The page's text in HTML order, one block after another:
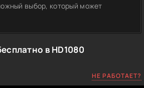
выбор, который может
в HD1080
НЕ РАБОТАЕТ?